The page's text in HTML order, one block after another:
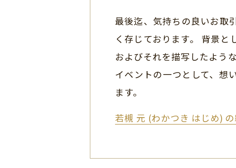
最後迄、気持ちの良いお取
く存じております。 背景と
およびそれを描写したよう
イベントの一つとして、想
ます。
若槻 元 (わかつき はじめ)